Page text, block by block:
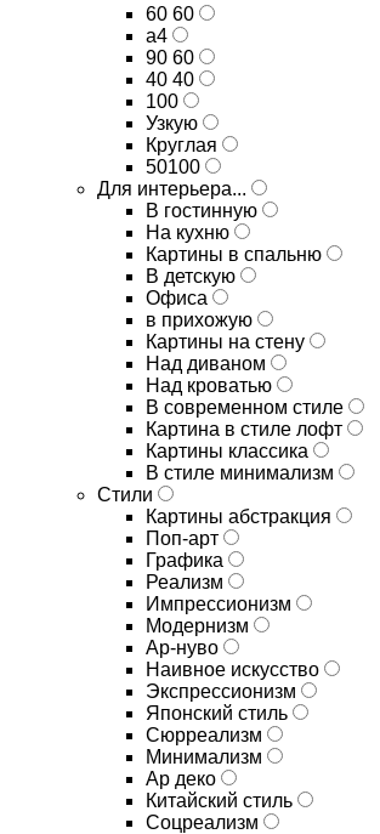
60 60
а4
90 60
40 40
100
Узкую
Круглая
50100
Для интерьера...
В гостинную
На кухню
Картины в спальню
В детскую
Офиса
в прихожую
Картины на стену
Над диваном
Над кроватью
В современном стиле
Картина в стиле лофт
Картины классика
В стиле минимализм
Стили
Картины абстракция
Поп-арт
Графика
Реализм
Импрессионизм
Модернизм
Ар-нуво
Наивное искусство
Экспрессионизм
Японский стиль
Сюрреализм
Минимализм
Ар деко
Китайский стиль
Соцреализм